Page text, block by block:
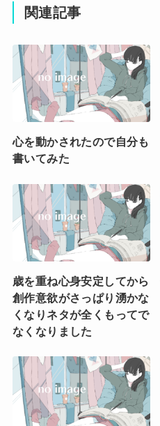
関連記事
心を動かされたので自分も
書いてみた
歳を重ね心身安定してから
創作意欲がさっぱり湧かな
くなりネタが全くもってで
なくなりました